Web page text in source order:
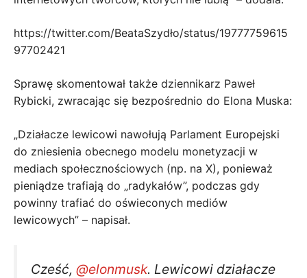
https://twitter.com/BeataSzydło/status/19777759615
97702421
Sprawę skomentował także dziennikarz Paweł
Rybicki, zwracając się bezpośrednio do Elona Muska:
„Działacze lewicowi nawołują Parlament Europejski
do zniesienia obecnego modelu monetyzacji w
mediach społecznościowych (np. na X), ponieważ
pieniądze trafiają do „radykałów”, podczas gdy
powinny trafiać do oświeconych mediów
lewicowych” – napisał.
Cześć, @elonmusk. Lewicowi działacze